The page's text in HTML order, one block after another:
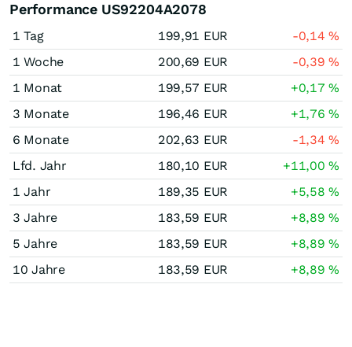
Performance US92204A2078
1 Tag 199,91 EUR -0,14%
1 Woche
200,69 EUR -0,39%
1 Monat
199,57 EUR +0,17%
3 Monate
196,46 EUR +1,76%
6 Monate
202,63 EUR -1,34%
Lfd. Jahr
180,10 EUR +11,00%
1 Jahr
189,35 EUR +5,58%
3 Jahre
183,59 EUR +8,89%
5 Jahre
183,59 EUR +8,89%
10 Jahre
183,59 EUR +8,89%